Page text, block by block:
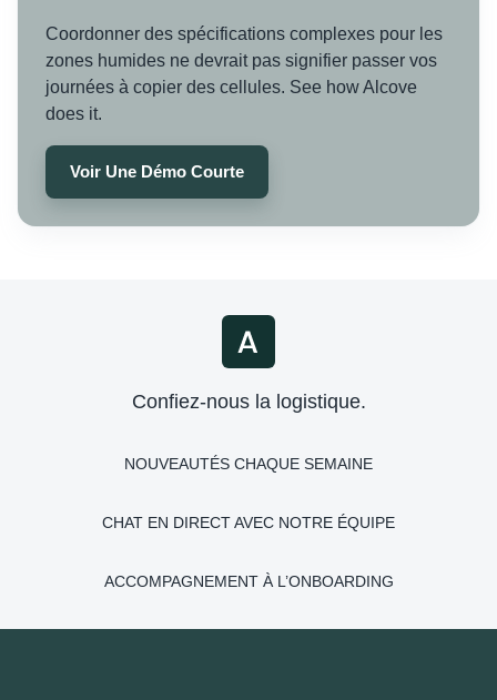
Coordonner des spécifications complexes pour les
zones humides ne devrait pas signifier passer vos
journées à copier des cellules. See how Alcove
does it.
Voir Une Démo Courte
Confiez-nous la logistique.
NOUVEAUTÉS CHAQUE SEMAINE
CHAT EN DIRECT AVEC NOTRE ÉQUIPE
ACCOMPAGNEMENT À L’ONBOARDING